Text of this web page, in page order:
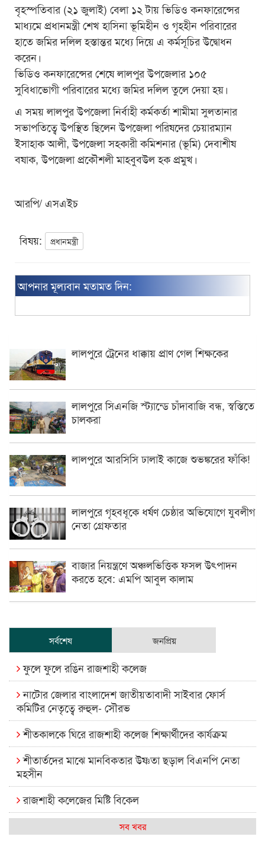
বৃহস্পতিবার (২১ জুলাই) বেলা ১২ টায় ভিডিও কনফারেন্সের
মাধ্যমে প্রধানমন্ত্রী শেখ হাসিনা ভূমিহীন ও গৃহহীন পরিবারের
হাতে জমির দলিল হস্তান্তর মধ্যে দিয়ে এ কর্মসূচির উদ্বোধন
করেন।
ভিডিও কনফারেন্সের শেষে লালপুর উপজেলার ১০৫
সুবিধাভোগী পরিবারের মধ্যে জমির দলিল তুলে দেয়া হয়।
এ সময় লালপুর উপজেলা নির্বাহী কর্মকর্তা শামীমা সুলতানার
সভাপতিত্বে উপস্থিত ছিলেন উপজেলা পরিষদের চেয়ারম্যান
ইসাহাক আলী, উপজেলা সহকারী কমিশনার (ভূমি) দেবাশীষ
বষাক, উপজেলা প্রকৌশলী মাহবুবউল হক প্রমুখ।
আরপি/ এসএইচ
বিষয়: প্রধানমন্ত্রী
আপনার মূল্যবান মতামত দিন:
লালপুরে ট্রেনের ধাক্কায় প্রাণ গেল শিক্ষকের
লালপুরে সিএনজি স্ট্যান্ডে চাঁদাবাজি বন্ধ, স্বস্তিতে
চালকরা
লালপুরে আরসিসি ঢালাই কাজে শুভঙ্করের ফাঁকি!
লালপুরে গৃহবধূকে ধর্ষণ চেষ্ঠার অভিযোগে যুবলীগ
নেতা গ্রেফতার
বাজার নিয়ন্ত্রণে অঞ্চলভিত্তিক ফসল উৎপাদন
করতে হবে: এমপি আবুল কালাম
সর্বশেষ জনপ্রিয়
ফুলে ফুলে রঙিন রাজশাহী কলেজ
নাটোর জেলার বাংলাদেশ জাতীয়তাবাদী সাইবার ফোর্স
কমিটির নেতৃত্বে রুহুল- সৌরভ
শীতকালকে ঘিরে রাজশাহী কলেজ শিক্ষার্থীদের কার্যক্রম
শীতার্তদের মাঝে মানবিকতার উষ্ণতা ছড়াল বিএনপি নেতা
মহসীন
রাজশাহী কলেজের মিষ্টি বিকেল
কেমন আছে আমাদের দেশের মধ্যবিত্তরা
সব খবর